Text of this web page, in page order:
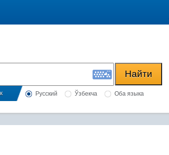
Русский Ўзбекча Оба языка